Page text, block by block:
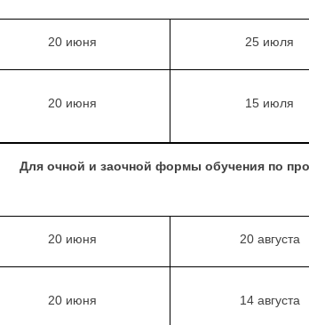
20 июня 25 июля
20 июня 15 июля
Для очной и заочной формы обучения по
20 июня 20 августа
20 июня 14 августа